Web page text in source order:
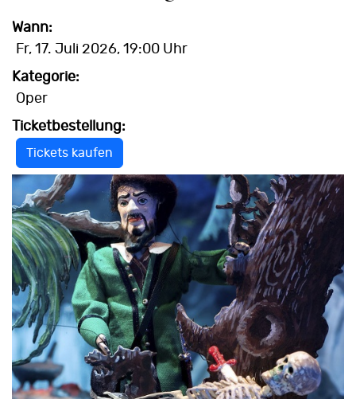
Wann:
Fr, 17. Juli 2026, 19:00 Uhr
Kategorie:
Oper
Ticketbestellung:
Tickets kaufen